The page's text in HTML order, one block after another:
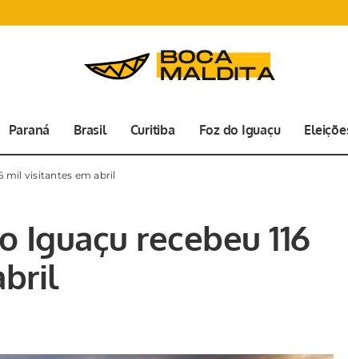
Paraná Brasil Curitiba Foz do Iguaçu
mil visitantes em abril
Iguaçu recebeu 116